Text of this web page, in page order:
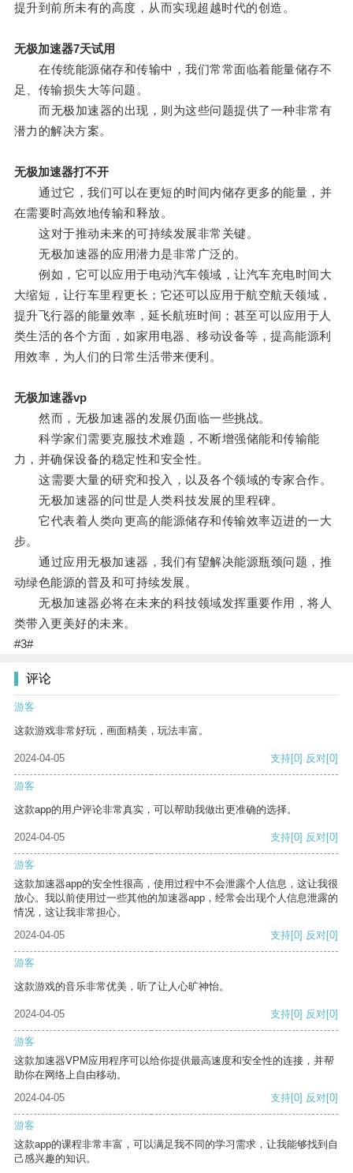
提升到前所未有的高度，从而实现超越时代的创造。
无极加速器7天试用
在传统能源储存和传输中，我们常常面临着能量储存不
足、传输损失大等问题。
而无极加速器的出现，则为这些问题提供了一种非常有
潜力的解决方案。
无极加速器打不开
通过它，我们可以在更短的时间内储存更多的能量，并
在需要时高效地传输和释放。
这对于推动未来的可持续发展非常关键。
无极加速器的应用潜力是非常广泛的。
例如，它可以应用于电动汽车领域，让汽车充电时间大
大缩短，让行车里程更长；它还可以应用于航空航天领域，
提升飞行器的能量效率，延长航班时间；甚至可以应用于人
类生活的各个方面，如家用电器、移动设备等，提高能源利
用效率，为人们的日常生活带来便利。
无极加速器vp
然而，无极加速器的发展仍面临一些挑战。
科学家们需要克服技术难题，不断增强储能和传输能
力，并确保设备的稳定性和安全性。
这需要大量的研究和投入，以及各个领域的专家合作。
无极加速器的问世是人类科技发展的里程碑。
它代表着人类向更高的能源储存和传输效率迈进的一大
步。
通过应用无极加速器，我们有望解决能源瓶颈问题，推
动绿色能源的普及和可持续发展。
无极加速器必将在未来的科技领域发挥重要作用，将人
类带入更美好的未来。
#3#
评论
游客
这款游戏非常好玩，画面精美，玩法丰富。
2024-04-05 支持[0] 反对[0]
游客
这款app的用户评论非常真实，可以帮助我做出更准确的选择。
2024-04-05 支持[0] 反对[0]
游客
这款加速器app的安全性很高，使用过程中不会泄露个人信息，这让我很
放心。我以前使用过一些其他的加速器app，经常会出现个人信息泄露的
情况，这让我非常担心。
2024-04-05
支持[0] 反对[0]
游客
这款游戏的音乐非常优美，听了让人心旷神怡。
2024-04-05 支持[0] 反对[0]
游客
这款加速器VPM应用程序可以给你提供最高速度和安全性的连接，并帮
助你在网络上自由移动。
2024-04-05
支持[0] 反对[0]
游客
这款app的课程非常丰富，可以满足我不同的学习需求，让我能够找到自
己感兴趣的知识。